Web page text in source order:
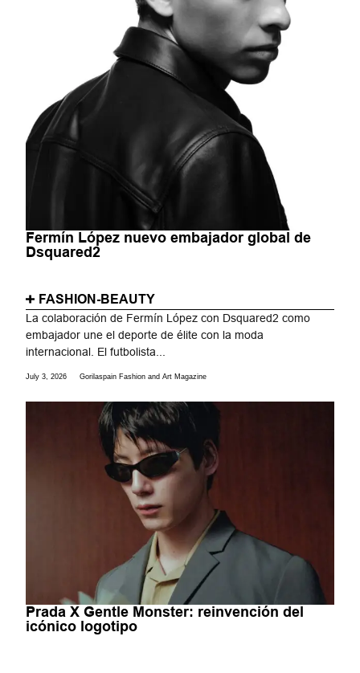
Fermín López nuevo embajador global de
Dsquared2
FASHION-BEAUTY
La colaboración de Fermín López con Dsquared2 como
embajador une el deporte de élite con la moda
internacional. El futbolista...
July 3, 2026 Gorilaspain Fashion and Art Magazine
Prada X Gentle Monster: reinvención del
icónico logotipo